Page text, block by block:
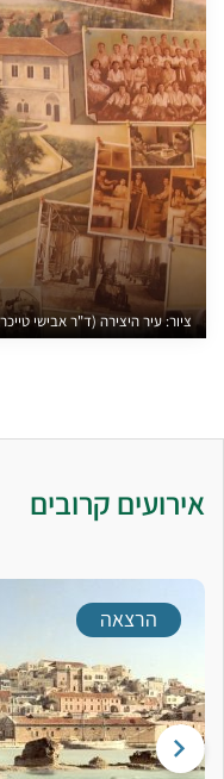
ציור: עיר היצירה (ד"ר אבישי
אירועים קרובים
הרצאה